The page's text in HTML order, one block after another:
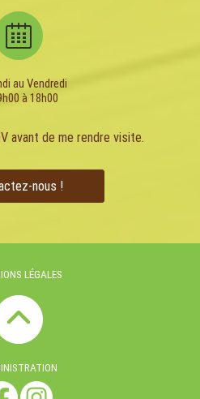
au Vendredi
à 18h00
avant de me rendre visite.
nous !
LÉGALES